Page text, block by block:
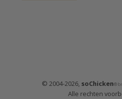
© 2004-2026, soChicken®
Alle rechten